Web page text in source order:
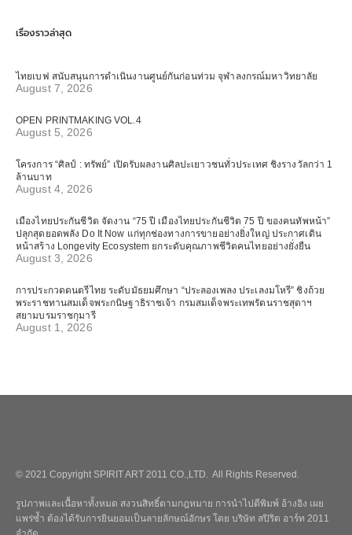
เรื่องราวล่าสุด
ไทยเบฟ สนับสนุนการดำเนินงานศูนย์กันก่อนท่วม จุฬาลงกรณ์มหาวิทยาลัย
August 7, 2026
OPEN PRINTMAKING VOL.4
August 5, 2026
โครงการ “ศิลป์ : ทรัพย์” เปิดรับผลงานศิลปะเยาวชนทั่วประเทศ ชิงรางวัลกว่า 1
ล้านบาท
August 4, 2026
เมืองไทยประกันชีวิต จัดงาน “75 ปี เมืองไทยประกันชีวิต 75 ปี ของคนทัพหน้า”
ปลุกสุดยอดพลัง Do It Now แก่ทุกช่องทางการขายอย่างยิ่งใหญ่ ประกาศเดิน
หน้าสร้าง Longevity Ecosystem ยกระดับคุณภาพชีวิตคนไทยอย่างยั่งยืน
August 3, 2026
การประกวดดนตรีไทย ระดับมัธยมศึกษา “ประลองเพลง ประเลงมโหรี” ชิงถ้วย
พระราชทานสมเด็จพระกนิษฐาธิราชเจ้า กรมสมเด็จพระเทพรัตนราชสุดาฯ
สยามบรมราชกุมารี
August 1, 2026
© 2021 Copyright SPIRIT ART 2011 CO.,LTD. All Rights Reserved.
รูปภาพและเนื้อหาทั้งหมด สงวนสิทธิ์ตามกฎหมาย การนำไปตีพิมพ์ อ้างอิง เผย
แพร่ซ้ำ ต้องได้รับการยินยอมเป็นลายลักษณ์อักษร โดย บริษัท สปิริต อาร์ท 2011